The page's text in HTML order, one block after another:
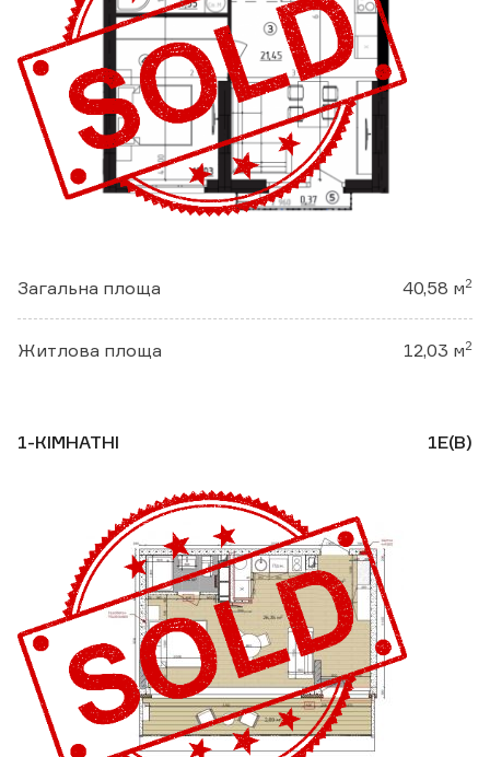
Загальна площа 40,58 м2
Житлова площа 12,03 м2
1-КІМНАТНІ 1Е(В)